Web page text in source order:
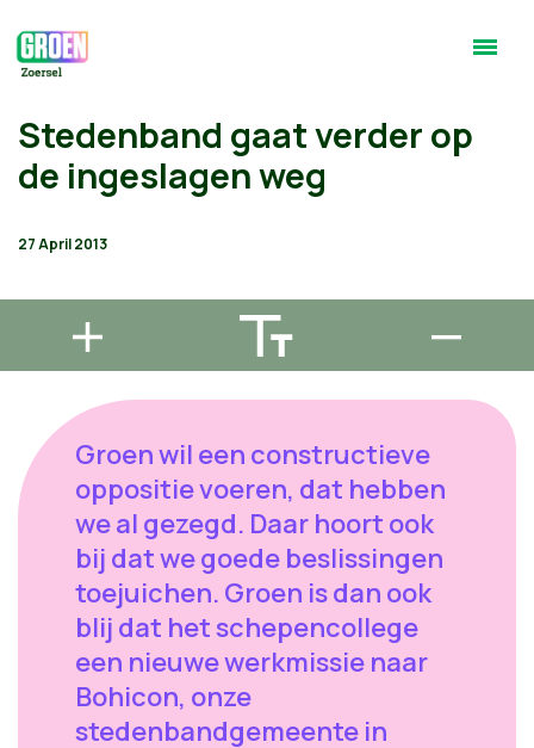
Stedenband gaat verder op
de ingeslagen weg
27 April 2013
Groen wil een constructieve
oppositie voeren, dat hebben
we al gezegd. Daar hoort ook
bij dat we goede beslissingen
toejuichen. Groen is dan ook
blij dat het schepencollege
een nieuwe werkmissie naar
Bohicon, onze
stedenbandgemeente in